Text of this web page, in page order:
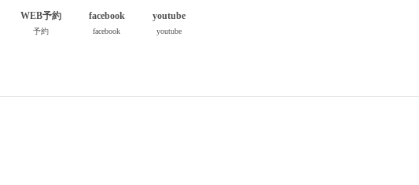
WEB予約
予約
facebook
facebook
youtube
youtube